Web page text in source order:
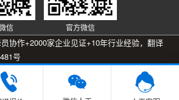

信 官方微信
协作+2000家企业见证+10年行业经验，翻译
号